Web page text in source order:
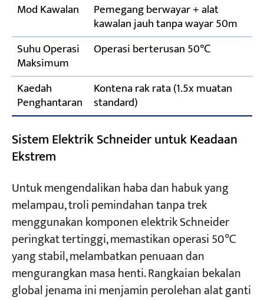
Mod Kawalan Pemegang berwayar + alat
kawalan jauh tanpa wayar 50m
Suhu Operasi
Maksimum
Operasi berterusan 50℃
Kaedah
Penghantaran
Kontena rak rata (1.5x muatan
standard)
Sistem Elektrik Schneider untuk Keadaan
Ekstrem
Untuk mengendalikan haba dan habuk yang
melampau, troli pemindahan tanpa trek
menggunakan komponen elektrik Schneider
peringkat tertinggi, memastikan operasi 50℃
yang stabil, melambatkan penuaan dan
mengurangkan masa henti. Rangkaian bekalan
global jenama ini menjamin perolehan alat ganti